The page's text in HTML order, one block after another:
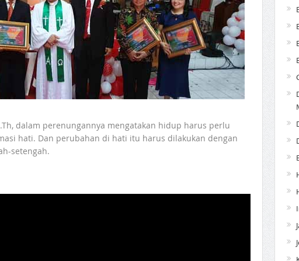
dalam perenungannya mengatakan hidup harus perlu
hati. Dan perubahan di hati itu harus dilakukan dengan
setengah.